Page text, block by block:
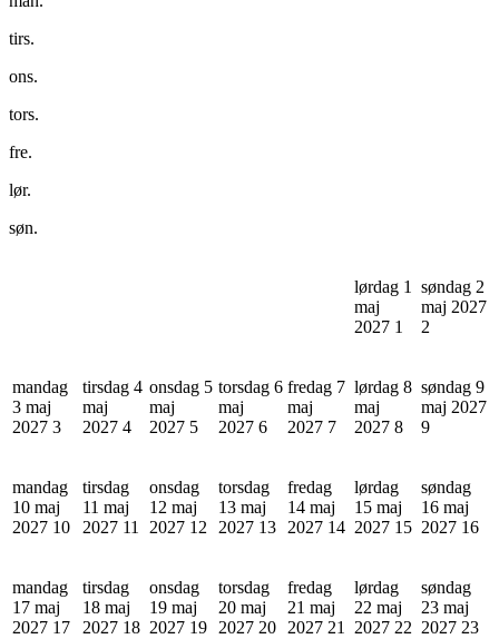
tirs.
ons.
tors.
fre.
lør.
søn.
lørdag 1
maj
2027 1
søndag 2
maj 2027
2
mandag
3 maj
2027 3
tirsdag 4
maj
2027 4
onsdag 5
maj
2027 5
torsdag 6
maj
2027 6
fredag 7
maj
2027 7
lørdag 8
maj
2027 8
søndag 9
maj 2027
9
mandag
10 maj
2027 10
tirsdag
11 maj
2027 11
onsdag
12 maj
2027 12
torsdag
13 maj
2027 13
fredag
14 maj
2027 14
lørdag
15 maj
2027 15
søndag
16 maj
2027 16
mandag
17 maj
2027 17
tirsdag
18 maj
2027 18
onsdag
19 maj
2027 19
torsdag
20 maj
2027 20
fredag
21 maj
2027 21
lørdag
22 maj
2027 22
søndag
23 maj
2027 23